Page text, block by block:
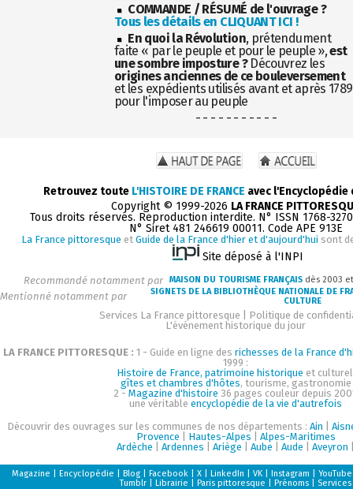
COMMANDE / RÉSUMÉ de l'ouvrage ?
Tous les détails en CLIQUANT ICI !
En quoi la Révolution, prétendument
faite « par le peuple et pour le peuple »,est
une sombre imposture ?Découvrez les
origines anciennes de ce bouleversement
et les expédients utilisés avant et après 1789
pour l'imposer au peuple
- - - - - - - - - - -
Retrouvez toute L'HISTOIRE DE FRANCE avec
Copyright © 1999-2026 LA FRANCE
Tous droits réservés. Reproduction interdite. N° ISSN 1768-
N° Siret 481 246619 00011. Code APE 913E
La France pittoresque et Guide de la France d'hier et d'aujourd'hui sont
Site déposé à l'INPI
Recommandé notamment par MAISON DU TOURISME FRANÇAIS dès 2003
Mentionné notamment par
SIGNETS DE LA BIBLIOTHÈQUE NATIONALE DE
CULTURE
Services La France pittoresque
Politique de
L'événement historique du jour
LA FRANCE PITTORESQUE : 1 - Guide en ligne des richesses de la France
1999 :
Histoire de France, patrimoine historique et
gîtes et chambres d'hôtes, tourisme, gastronomie
2 - Magazine d'histoire 36 pages couleur depuis
une véritableencyclopédie de la vie d'autrefois
Découvrir des ouvrages sur les communes de nos départements :Ain |
Provence
Hautes-Alpes
Alpes-Maritimes
Ardèche |Ardennes |Ariège |Aube |Aude |Aveyron
Magazine |Encyclopédie |Blog |Facebook |X |LinkedIn |VK |Instagram |YouTube
Tumblr |Librairie |Paris pittoresque |Prénoms Services